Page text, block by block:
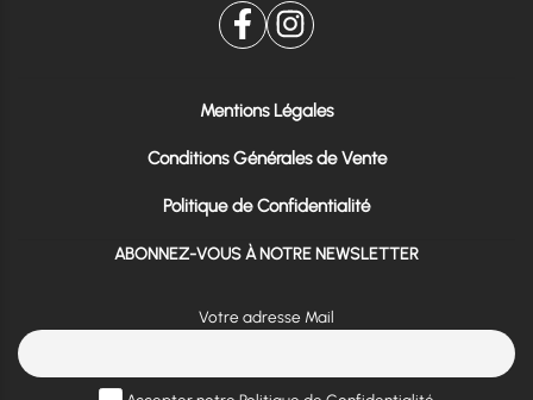
Mentions Légales
Conditions Générales de Vente
Politique de Confidentialité
ABONNEZ-VOUS À NOTRE NEWSLETTER
Votre adresse Mail